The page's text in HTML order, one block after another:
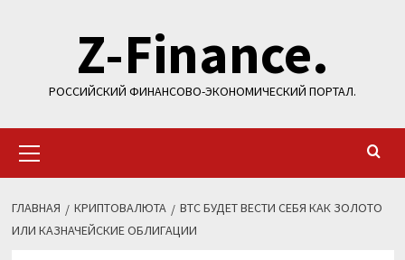
содержимомуZ-Finance.
РОССИЙСКИЙ ФИНАНСОВО-ЭКОНОМИЧЕСКИЙ ПОРТАЛ.
меню
ГЛАВНАЯ КРИПТОВАЛЮТА
BTC БУДЕТ ВЕСТИ СЕБЯ КАК ЗОЛОТО
ИЛИ КАЗНАЧЕЙСКИЕ ОБЛИГАЦИИ